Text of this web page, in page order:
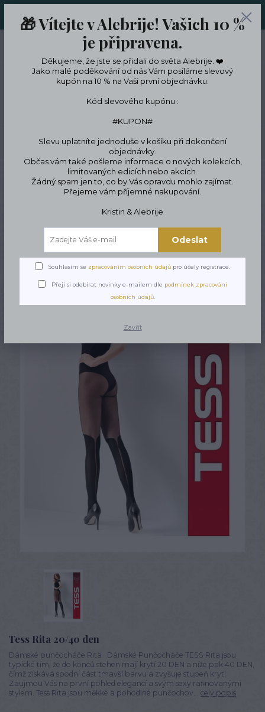
LIMITKÁCH
CZK
Hledat
Tipy na dárky Dárky pro ženy
Dárky pro přítelkyni a manželku
Dámské punčocháče Rita
Dámské punčocháče Rita
Tess Rita 20/40 den
Dámské punčocháče Rita Dámské Punčocháče TESS Rita jsou
typické tím, že do konců stehen mají krytí 20 DEN a níže pak 40 DEN,
čímž získává spodní část tmavší barvu a zvyšuje stupeň krytí.
Zaujmou Vás na první pohled elegancí a svým sexy rafinovanými
stylem. Tess Rita jsou měkké a pohodlné punčochov... celý popis
🎁 Vítejte v Alebrije! Vašich 10 %
je připravena.
Děkujeme, že jste se přidali do světa Alebrije. ❤️
Jako malé poděkování od nás Vám posíláme slevový
kupón na 10 % na Vaši první objednávku.
Kód slevového kupónu :
#KUPON#
Slevu uplatníte jednoduše v košíku při dokončení
objednávky.
Občas vám také pošleme informace o nových kolekcích,
limitovaných edicích nebo akcích.
Žádný spam jen to, co by Vás opravdu mohlo zajímat.
Přejeme vám příjemné nakupování.
Kristin & Alebrije
Odeslat
Souhlasím se zpracováním osobních údajů pro účely registrace.
Přeji si odebírat novinky e-mailem dle podmínek zpracování
osobních údajů.
Zavřít